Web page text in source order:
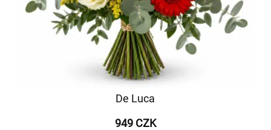
De Luca
949 CZK